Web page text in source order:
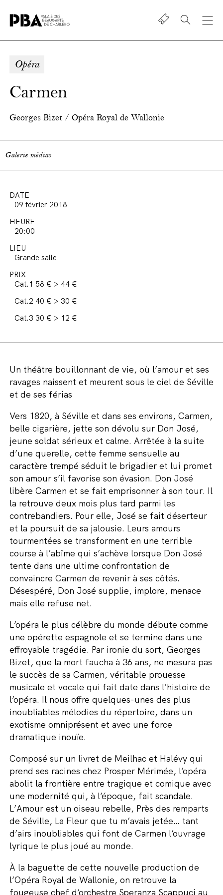
beaux-
de
Charleroi
Shop
Opéra
Carmen
Georges Bizet / Opéra Royal de Wallonie
Galerie médias
DATE
09 février 2018
HEURE
20:00
LIEU
Grande salle
PRIX
Cat.1 58 € > 44 €
Cat.2 40 € > 30 €
Cat.3 30 € > 12 €
Un théâtre bouillonnant de vie, où l’amour et ses
ravages naissent et meurent sous le ciel de Séville
et de ses férias
Vers 1820, à Séville et dans ses environs, Carmen,
belle cigarière, jette son dévolu sur Don José,
jeune soldat sérieux et calme. Arrêtée à la suite
d’une querelle, cette femme sensuelle au
caractère trempé séduit le brigadier et lui promet
son amour s’il favorise son évasion. Don José
libère Carmen et se fait emprisonner à son tour. Il
la retrouve deux mois plus tard parmi les
contrebandiers. Pour elle, José se fait déserteur
et la poursuit de sa jalousie. Leurs amours
tourmentées se transforment en une terrible
course à l’abîme qui s’achève lorsque Don José
tente dans une ultime confrontation de
convaincre Carmen de revenir à ses côtés.
Désespéré, Don José supplie, implore, menace
mais elle refuse net.
L’opéra le plus célèbre du monde débute comme
une opérette espagnole et se termine dans une
effroyable tragédie. Par ironie du sort, Georges
Bizet, que la mort faucha à 36 ans, ne mesura pas
le succès de sa Carmen, véritable prouesse
musicale et vocale qui fait date dans l’histoire de
l’opéra. Il nous offre quelques-unes des plus
inoubliables mélodies du répertoire, dans un
exotisme omniprésent et avec une force
dramatique inouïe.
Composé sur un livret de Meilhac et Halévy qui
prend ses racines chez Prosper Mérimée, l’opéra
abolit la frontière entre tragique et comique avec
une modernité qui, à l’époque, fait scandale.
L’Amour est un oiseau rebelle, Près des remparts
de Séville, La Fleur que tu m’avais jetée… tant
d’airs inoubliables qui font de Carmen l’ouvrage
lyrique le plus joué au monde.
À la baguette de cette nouvelle production de
l’Opéra Royal de Wallonie, on retrouve la
fougeuse chef d’orchestre Speranza Scappuci au